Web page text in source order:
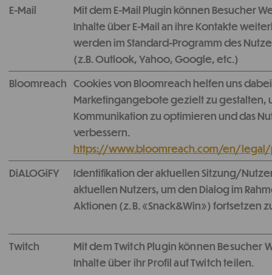
E-Mail
Mit dem E-Mail Plugin können Besucher
Inhalte über E-Mail an ihre Kontakte
werden im Standard-Programm des
(z.B. Outlook, Yahoo, Google, etc.)
Bloomreach Cookies von Bloomreach helfen uns
Marketingangebote gezielt zu gestalten,
Kommunikation zu optimieren und das
verbessern.
https://www.bloomreach.com/en/
DiALOGiFY
Identifikation der aktuellen Sitzung/
aktuellen Nutzers, um den Dialog im
Aktionen (z. B. «Snack&Win») fortsetzen
Twitch
Mit dem Twitch Plugin können Besucher
Inhalte über ihr Profil auf Twitch teilen.